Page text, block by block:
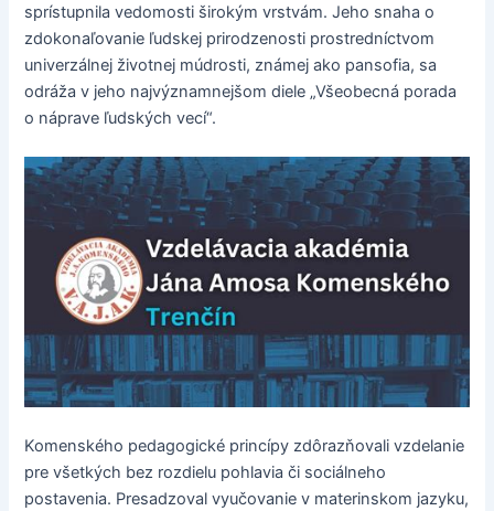
sprístupnila vedomosti širokým vrstvám. Jeho snaha o
zdokonaľovanie ľudskej prirodzenosti prostredníctvom
univerzálnej životnej múdrosti, známej ako pansofia, sa
odráža v jeho najvýznamnejšom diele „Všeobecná porada
o náprave ľudských vecí“.
Komenského pedagogické princípy zdôrazňovali vzdelanie
pre všetkých bez rozdielu pohlavia či sociálneho
postavenia. Presadzoval vyučovanie v materinskom jazyku,